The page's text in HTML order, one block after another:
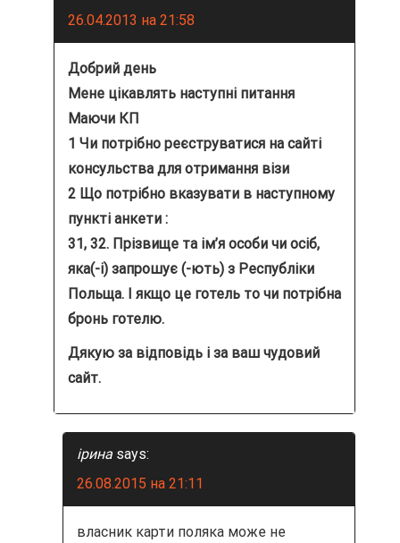
о
26.04.2013 на 21:58
Добрий день
Мене цікавлять наступні питання
Маючи КП
1 Чи потрібно реєструватися на сайті
консульства для отримання візи
2 Що потрібно вказувати в наступному
пункті анкети :
31, 32. Прізвище та ім’я особи чи осіб,
яка(-і) запрошує (-ють) з Республіки
Польща. І якщо це готель то чи потрібна
бронь готелю.
Дякую за відповідь і за ваш чудовий
сайт.
ірина says:
26.08.2015 на 21:11
власник карти поляка може не